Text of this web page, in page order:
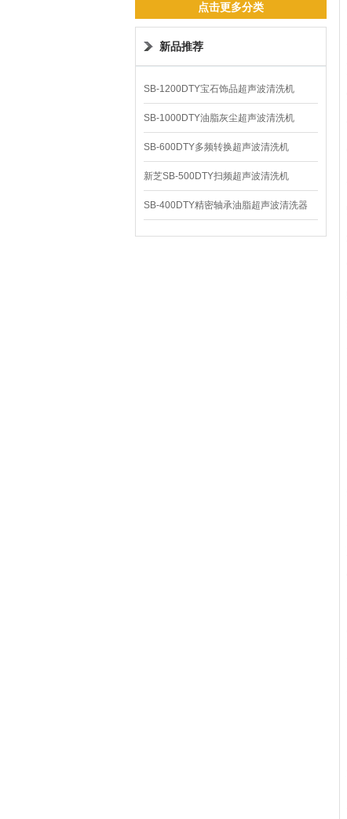
点击更多分类
新品推荐
SB-1200DTY宝石饰品超声波清洗机
SB-1000DTY油脂灰尘超声波清洗机
SB-600DTY多频转换超声波清洗机
新芝SB-500DTY扫频超声波清洗机
SB-400DTY精密轴承油脂超声波清洗器